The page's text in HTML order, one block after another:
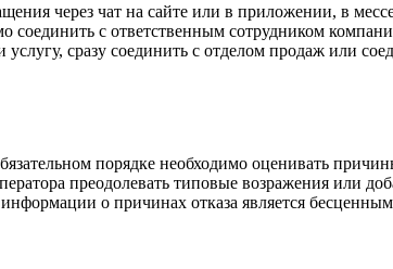
через чат на сайте или в приложении, в
соединить с ответственным сотрудником
сразу соединить с отделом продаж или
порядке необходимо оценивать
преодолевать типовые возражения или
о причинах отказа является